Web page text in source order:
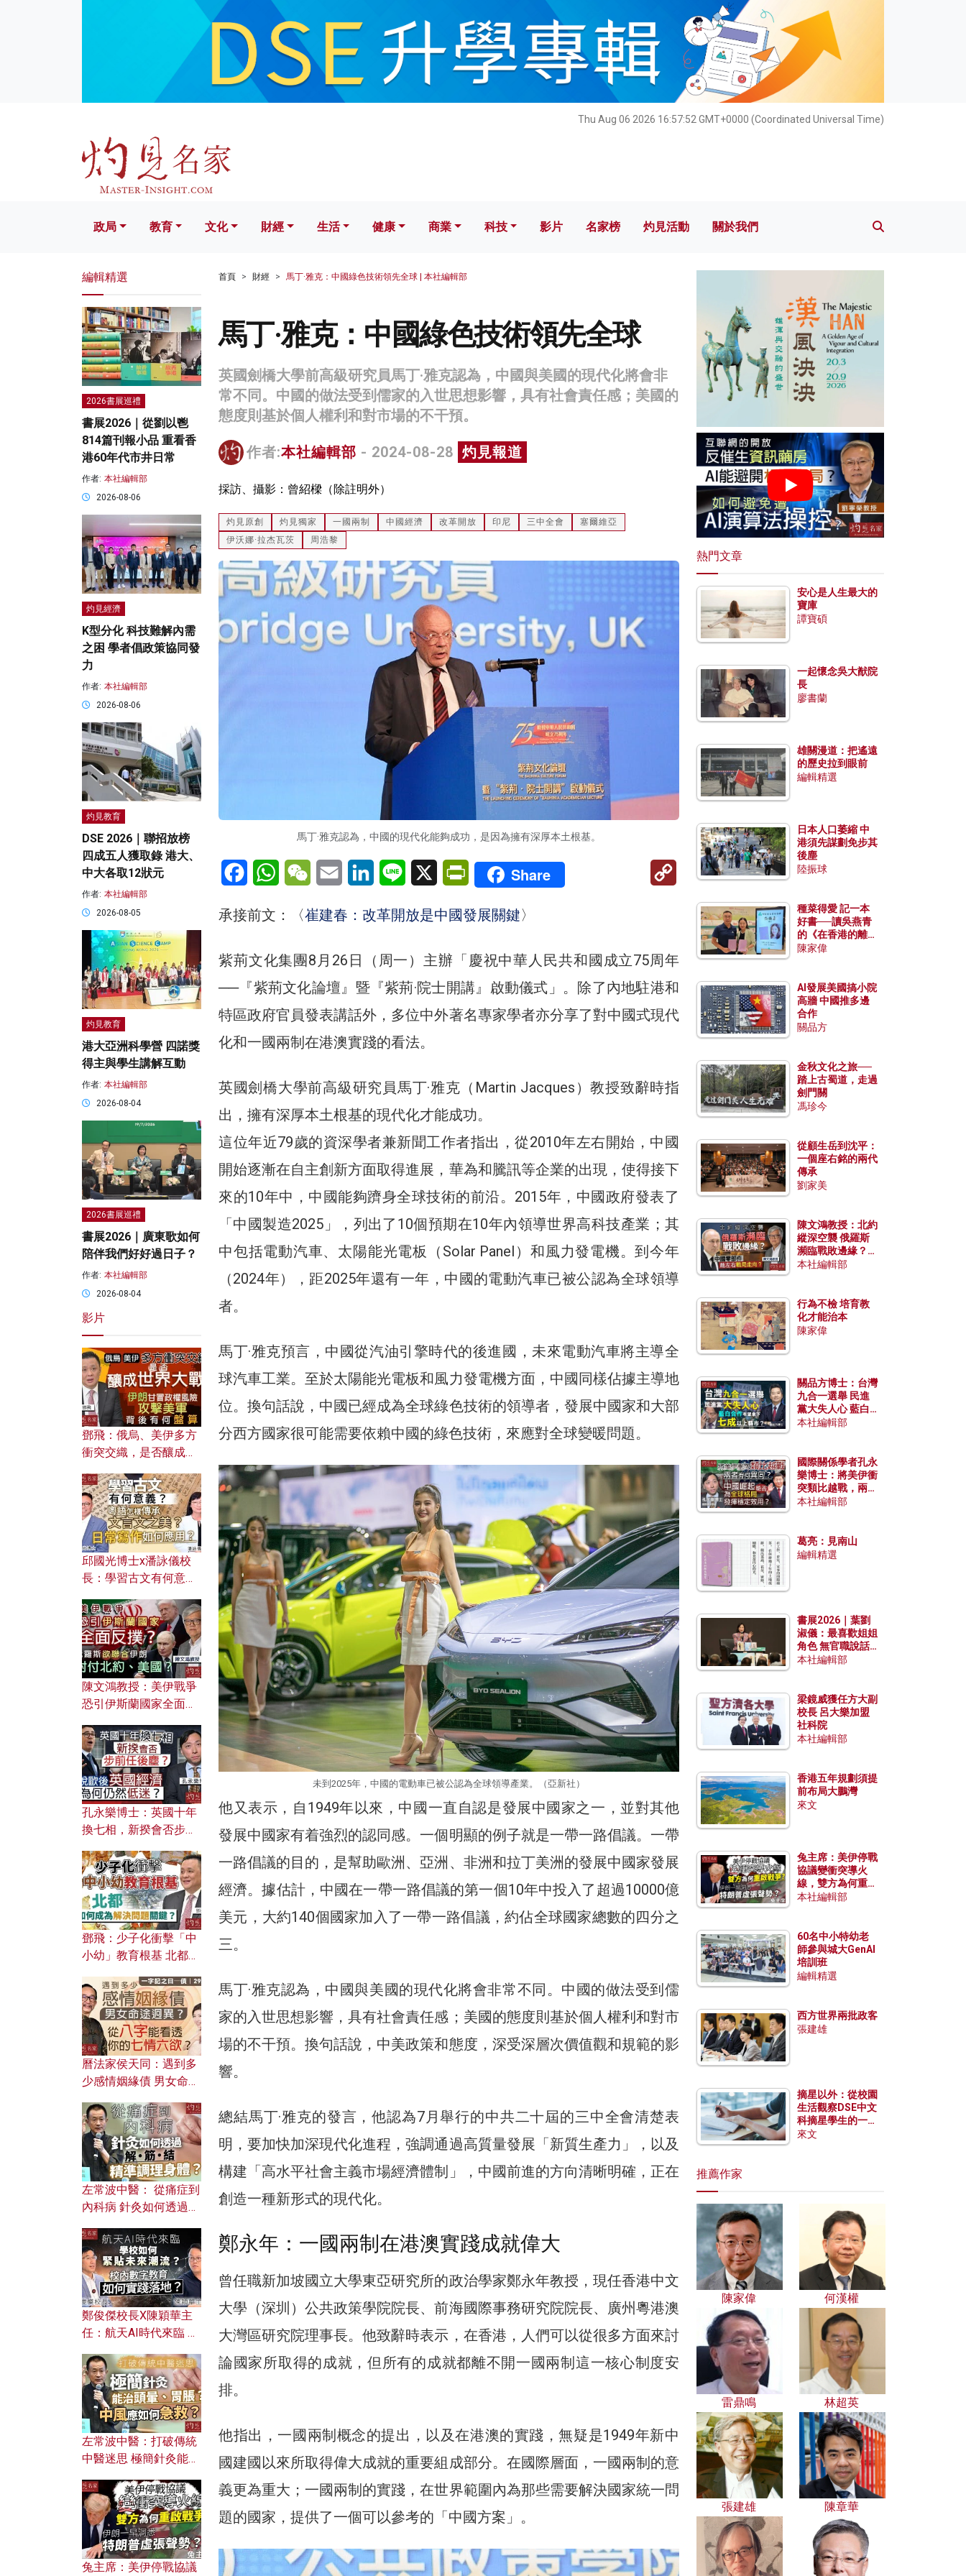
Thu Aug 06 2026 16:57:54 GMT+0000 (Coordinated Universal Time)
文化 財經 生活 健康 科技 影片 名家榜 灼見活動 關於我們
政局 教育 文化 財經 生活 健康 商業 科技 影片 名家榜 灼見活動 關於我們
首頁 財經 馬丁·雅克：中國綠色技術領先全球 | 本社編輯部
馬丁·雅克：中國綠色技術領先全球
英國劍橋大學前高級研究員馬丁·雅克認為，中國與美國的現代化將會非
常不同。中國的做法受到儒家的入世思想影響，具有社會責任感；美國的
態度則基於個人權利和對市場的不干預。
作者:本社編輯部 - 2024-08-28 灼見報道
採訪、攝影：曾紹樑（除註明外）
灼見原創 灼見獨家 一國兩制 中國經濟 改革開放 印尼 三中全會
塞爾維亞
伊沃娜·拉杰瓦茨
周浩黎
馬丁·雅克認為，中國的現代化能夠成功，是因為擁有深厚本土根基。
FacebookWhatsAppWeChatEmail LinkedInLine X PrintFriendly
Share
Copy
Link
承接前文：〈崔建春：改革開放是中國發展關鍵〉
紫荊文化集團8月26日（周一）主辦「慶祝中華人民共和國成立75周年
──『紫荊文化論壇』暨『紫荊·院士開講』啟動儀式」。除了內地駐港和
特區政府官員發表講話外，多位中外著名專家學者亦分享了對中國式現代
化和一國兩制在港澳實踐的看法。
英國劍橋大學前高級研究員馬丁·雅克（Martin Jacques）教授致辭時指
出，擁有深厚本土根基的現代化才能成功。
這位年近79歲的資深學者兼新聞工作者指出，從2010年左右開始，中國
開始逐漸在自主創新方面取得進展，華為和騰訊等企業的出現，使得接下
來的10年中，中國能夠躋身全球技術的前沿。2015年，中國政府發表了
「中國製造2025」，列出了10個預期在10年內領導世界高科技產業；其
中包括電動汽車、太陽能光電板（Solar Panel）和風力發電機。到今年
（2024年），距2025年還有一年，中國的電動汽車已被公認為全球領導
者。
馬丁·雅克預言，中國從汽油引擎時代的後進國，未來電動汽車將主導全
球汽車工業。至於太陽能光電板和風力發電機方面，中國同樣佔據主導地
位。換句話說，中國已經成為全球綠色技術的領導者，發展中國家和大部
分西方國家很可能需要依賴中國的綠色技術，來應對全球變暖問題。
未到2025年，中國的電動車已被公認為全球領導產業。（亞新社）
他又表示，自1949年以來，中國一直自認是發展中國家之一，並對其他
發展中國家有着強烈的認同感。一個明顯的例子就是一帶一路倡議。一帶
一路倡議的目的，是幫助歐洲、亞洲、非洲和拉丁美洲的發展中國家發展
經濟。據估計，中國在一帶一路倡議的第一個10年中投入了超過10000億
美元，大約140個國家加入了一帶一路倡議，約佔全球國家總數的四分之
三。
馬丁·雅克認為，中國與美國的現代化將會非常不同。中國的做法受到儒
家的入世思想影響，具有社會責任感；美國的態度則基於個人權利和對市
場的不干預。換句話說，中美政策和態度，深受深層次價值觀和規範的影
響。
總結馬丁·雅克的發言，他認為7月舉行的中共二十屆的三中全會清楚表
明，要加快加深現代化進程，強調通過高質量發展「新質生產力」，以及
構建「高水平社會主義市場經濟體制」，中國前進的方向清晰明確，正在
創造一種新形式的現代化。
鄭永年：一國兩制在港澳實踐成就偉大
曾任職新加坡國立大學東亞研究所的政治學家鄭永年教授，現任香港中文
大學（深圳）公共政策學院院長、前海國際事務研究院院長、廣州粵港澳
大灣區研究院理事長。他致辭時表示，在香港，人們可以從很多方面來討
論國家所取得的成就，但所有的成就都離不開一國兩制這一核心制度安
排。
他指出，一國兩制概念的提出，以及在港澳的實踐，無疑是1949年新中
國建國以來所取得偉大成就的重要組成部分。在國際層面，一國兩制的意
義更為重大；一國兩制的實踐，在世界範圍內為那些需要解決國家統一問
題的國家，提供了一個可以參考的「中國方案」。
編輯精選
2026書展巡禮
書展2026｜從劉以鬯
814篇刊報小品 重看香
港60年代市井日常
作者: 本社編輯部
2026-08-06
灼見經濟
K型分化 科技難解內需
之困 學者倡政策協同發
力
作者: 本社編輯部
2026-08-06
灼見教育
DSE 2026｜聯招放榜
四成五人獲取錄 港大、
中大各取12狀元
作者: 本社編輯部
2026-08-05
灼見教育
港大亞洲科學營 四諾獎
得主與學生講解互動
作者: 本社編輯部
2026-08-04
2026書展巡禮
書展2026｜廣東歌如何
陪伴我們好好過日子？
作者: 本社編輯部
2026-08-04
影片
鄧飛：俄烏、美伊多方
衝突交織，是否釀成世
風險攻擊美軍，背後有
何盤算？
邱國光博士x潘詠儀校
長：學習古文有何意
文之美？ 日常寫作如何
應用？
陳文鴻教授：美伊戰爭
恐引伊斯蘭國家全面反
對付北約美國？
孔永樂博士：英國十年
換七相，新揆會否步前
濟為何仍然低迷？
鄧飛：少子化衝擊「中
小幼」教育根基 北都如
曆法家侯天同：遇到多
少感情姻緣債 男女命途
的七情六欲？
左常波中醫： 從痛症到
內科病 針灸如何透過解
鄭俊傑校長X陳穎華主
任：航天AI時代來臨 學
校內數字教育如何實踐
落地？
左常波中醫：打破傳統
中醫迷思 極簡針灸能治
何急救？
兔主席：美伊停戰協議
熱門文章
安心是人生最大的
寶庫
譚寶碩
一起懷念吳大猷院
長
廖書蘭
雄關漫道：把遙遠
的歷史拉到眼前
編輯精選
日本人口萎縮 中
港須先謀劃免步其
後塵
陸振球
種菜得愛 記一本
好書──讀吳燕青
的《在香港的離島
種菜》
陳家偉
AI發展美國搞小院
高牆 中國推多邊
合作
關品方
金秋文化之旅──
踏上古蜀道，走過
劍門關
馮珍今
從顧生岳到沈平：
一個座右銘的兩代
傳承
劉家美
陳文鴻教授：北約
縱深空襲 俄羅斯
瀕臨戰敗邊緣？中
國零部件能左右戰
本社編輯部
行為不檢 培育教
化才能治本
陳家偉
關品方博士：台灣
九合一選舉 民進
黨大失人心 藍白
合作有望拿下七成
本社編輯部
國際關係學者孔永
樂博士：將美伊衝
突類比越戰，兩者
有何異同？中國崛
本社編輯部
葛亮：見南山
編輯精選
書展2026｜葉劉
淑儀：最喜歡姐姐
角色 無官職說話
包袱少
本社編輯部
梁鏡威獲任方大副
校長 呂大樂加盟
社科院
本社編輯部
香港五年規劃須提
前布局大鵬灣
來文
兔主席：美伊停戰
協議變衝突導火
線，雙方為何重啟
戰爭？伊朗一早洞
本社編輯部
60名中小特幼老
師參與城大GenAI
培訓班
編輯精選
西方世界兩批政客
張建雄
摘星以外：從校園
生活觀察DSE中文
科摘星學生的一點
特質
來文
推薦作家
陳家偉 何漢權
雷鼎鳴 林超英
張建雄 陳章華